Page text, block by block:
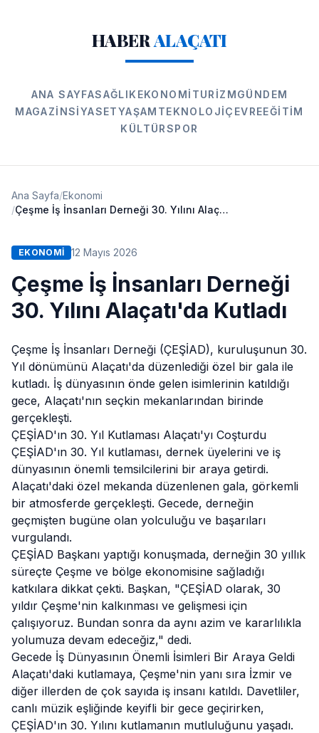
HABERALAÇATI
ANA SAYFASAĞLIK EKONOMI TURIZMGÜNDEM
MAGAZINSIYASETYAŞAM TEKNOLOJIÇEVREEĞITIM
KÜLTÜRSPOR
Ana Sayfa/Ekonomi
/
Çeşme İş İnsanları Derneği 30. Yılını Alaçatı'da Kutladı
EKONOMI 12 Mayıs 2026
Çeşme İş İnsanları Derneği
30. Yılını Alaçatı'da Kutladı
Çeşme İş İnsanları Derneği (ÇEŞİAD), kuruluşunun 30.
Yıl dönümünü Alaçatı'da düzenlediği özel bir gala ile
kutladı. İş dünyasının önde gelen isimlerinin katıldığı
gece, Alaçatı'nın seçkin mekanlarından birinde
gerçekleşti.
ÇEŞİAD'ın 30. Yıl Kutlaması Alaçatı'yı Coşturdu
ÇEŞİAD'ın 30. Yıl kutlaması, dernek üyelerini ve iş
dünyasının önemli temsilcilerini bir araya getirdi.
Alaçatı'daki özel mekanda düzenlenen gala, görkemli
bir atmosferde gerçekleşti. Gecede, derneğin
geçmişten bugüne olan yolculuğu ve başarıları
vurgulandı.
ÇEŞİAD Başkanı yaptığı konuşmada, derneğin 30 yıllık
süreçte Çeşme ve bölge ekonomisine sağladığı
katkılara dikkat çekti. Başkan, "ÇEŞİAD olarak, 30
yıldır Çeşme'nin kalkınması ve gelişmesi için
çalışıyoruz. Bundan sonra da aynı azim ve kararlılıkla
yolumuza devam edeceğiz," dedi.
Gecede İş Dünyasının Önemli İsimleri Bir Araya Geldi
Alaçatı'daki kutlamaya, Çeşme'nin yanı sıra İzmir ve
diğer illerden de çok sayıda iş insanı katıldı. Davetliler,
canlı müzik eşliğinde keyifli bir gece geçirirken,
ÇEŞİAD'ın 30. Yılını kutlamanın mutluluğunu yaşadı.